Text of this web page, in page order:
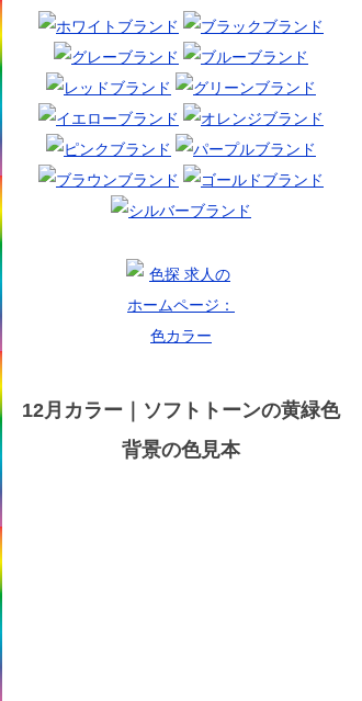
12月カラー｜ソフトトーンの黄緑色
背景の色見本